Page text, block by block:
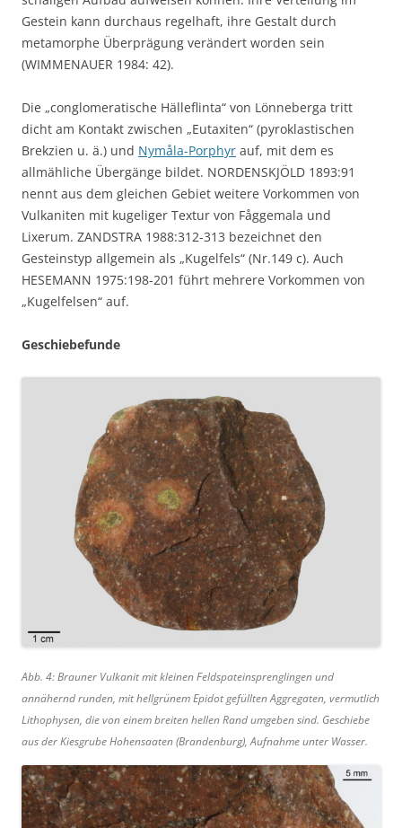
Gestein kann durchaus regelhaft, ihre Gestalt durch
metamorphe Überprägung verändert worden sein
(WIMMENAUER 1984: 42).
Die „conglomeratische Hälleflinta“ von Lönneberga tritt
dicht am Kontakt zwischen „Eutaxiten“ (pyroklastischen
Brekzien u. ä.) und Nymåla-Porphyr auf, mit dem es
allmähliche Übergänge bildet. NORDENSKJÖLD 1893:91
nennt aus dem gleichen Gebiet weitere Vorkommen von
Vulkaniten mit kugeliger Textur von Fåggemala und
Lixerum. ZANDSTRA 1988:312-313 bezeichnet den
Gesteinstyp allgemein als „Kugelfels“ (Nr.149 c). Auch
HESEMANN 1975:198-201 führt mehrere Vorkommen von
„Kugelfelsen“ auf.
Geschiebefunde
Abb. 4: Brauner Vulkanit mit kleinen Feldspateinsprenglingen und
annähernd runden, mit hellgrünem Epidot gefüllten Aggregaten, vermutlich
Lithophysen, die von einem breiten hellen Rand umgeben sind. Geschiebe
aus der Kiesgrube Hohensaaten (Brandenburg), Aufnahme unter Wasser.